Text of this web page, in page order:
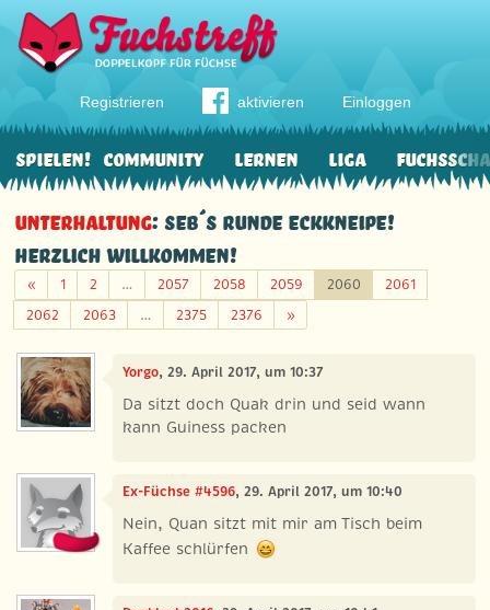
Registrieren aktivieren Einloggen
Community Lernen Liga
Spielen!
Unterhaltung: Seb´s runde Eckkneipe!
Herzlich willkommen!
«Zurück
1 2 … 2057 2058 2059 2060
2061
2062
2063 … 2375 2376 »Weiter
Yorgo, 29. April 2017, um 10:37
Da sitzt doch Quak drin und seid wann
kann Guiness packen
Ex-Füchse #4596, 29. April 2017, um 10:40
Nein, Quan sitzt mit mir am Tisch beim
Kaffee schlürfen